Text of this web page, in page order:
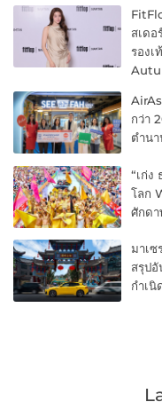
สเด
รองเ
กว่า
ตำน
“เก่ง
โลก
ศักดา
มาเ
สรุป
กำเนิ